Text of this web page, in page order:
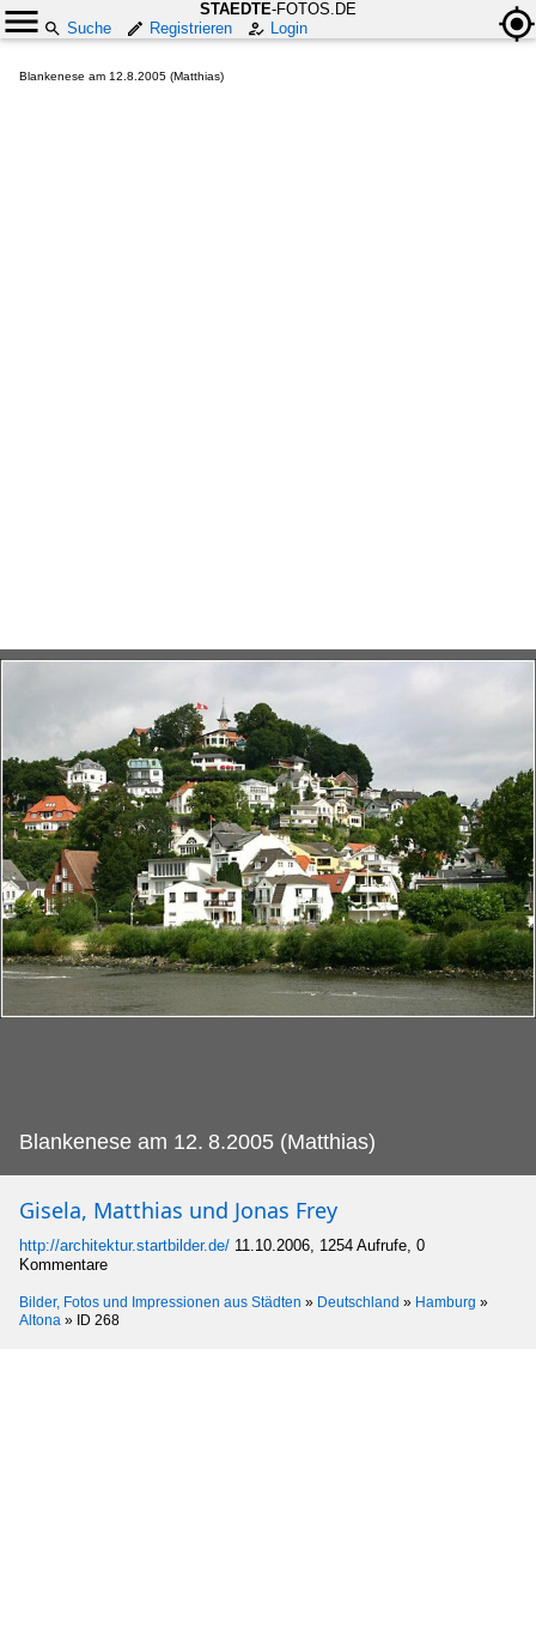
STAEDTE-FOTOS.DE
Suche
Registrieren Login
Blankenese am 12.8.2005 (Matthias)
Blankenese am 12. 8.2005 (Matthias)
Gisela, Matthias und Jonas Frey
http://architektur.startbilder.de/ 11.10.2006, 1254 Aufrufe, 0
Kommentare
Bilder, Fotos und Impressionen aus Städten » Deutschland » Hamburg »
Altona » ID 268